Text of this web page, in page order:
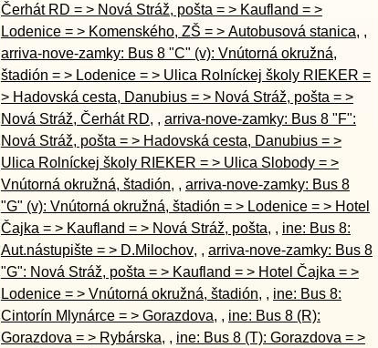
Čerhát RD = > Nová Stráž, pošta = > Kaufland = >
Lodenice = > Komenského, ZŠ = > Autobusová stanica, ,
arriva-nove-zamky: Bus 8 "C" (v): Vnútorná okružná,
štadión = > Lodenice = > Ulica Rolníckej školy RIEKER =
> Hadovská cesta, Danubius = > Nová Stráž, pošta = >
Nová Stráž, Čerhát RD, , arriva-nove-zamky: Bus 8 "F":
Nová Stráž, pošta = > Hadovská cesta, Danubius = >
Ulica Rolníckej školy RIEKER = > Ulica Slobody = >
Vnútorná okružná, štadión, , arriva-nove-zamky: Bus 8
"G" (v): Vnútorná okružná, štadión = > Lodenice = > Hotel
Čajka = > Kaufland = > Nová Stráž, pošta, , ine: Bus 8:
Aut.nástupište = > D.Milochov, , arriva-nove-zamky: Bus 8
"G": Nová Stráž, pošta = > Kaufland = > Hotel Čajka = >
Lodenice = > Vnútorná okružná, štadión, , ine: Bus 8:
Cintorín Mlynárce = > Gorazdova, , ine: Bus 8 (R):
Gorazdova = > Rybárska, , ine: Bus 8 (T): Gorazdova = >